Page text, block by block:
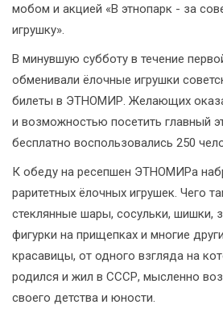
мобом и акцией «В этнопарк - за
игрушку».
В минувшую субботу в течение
обменивали ёлочные игрушки
билеты в ЭТНОМИР. Желающих
и возможностью посетить главный
бесплатно воспользовались 250
К обеду на ресепшен ЭТНОМИРа
раритетных ёлочных игрушек. Чего
стеклянные шары, сосульки, шишки,
фигурки на прищепках и многие
красавицы, от одного взгляда на
родился и жил в СССР, мысленно
своего детства и юности.